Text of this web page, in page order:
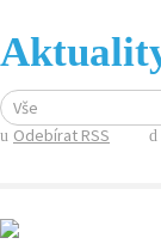
Vše
Odebírat RSS